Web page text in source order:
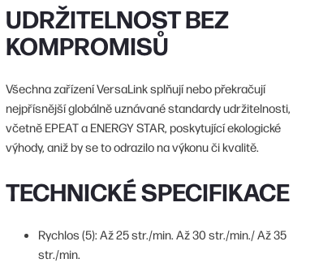
UDRŽITELNOST BEZ
KOMPROMISŮ
Všechna zařízení VersaLink splňují nebo překračují
nejpřísnější globálně uznávané standardy udržitelnosti,
včetně EPEAT a ENERGY STAR, poskytující ekologické
výhody, aniž by se to odrazilo na výkonu či kvalitě.
TECHNICKÉ SPECIFIKACE
Rychlos (5): Až 25 str./min. Až 30 str./min./ Až 35
str./min.